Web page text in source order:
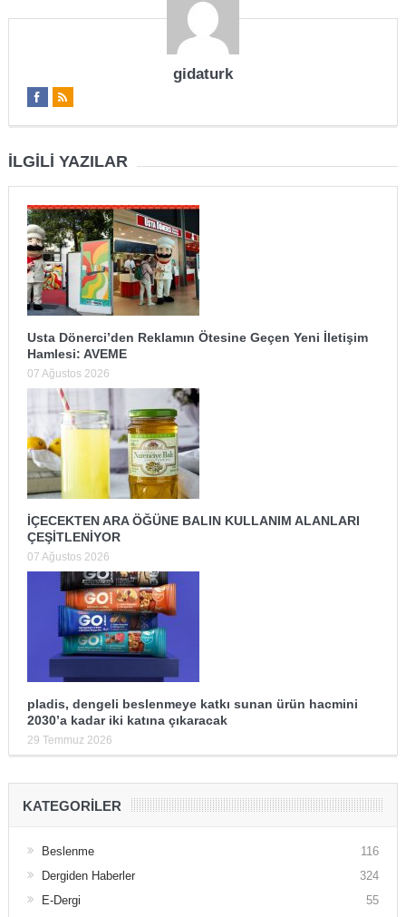
gidaturk
İLGILI YAZILAR
Usta Dönerci’den Reklamın Ötesine Geçen Yeni İletişim
Hamlesi: AVEME
07 Ağustos 2026
İÇECEKTEN ARA ÖĞÜNE BALIN KULLANIM ALANLARI
ÇEŞİTLENİYOR
07 Ağustos 2026
pladis, dengeli beslenmeye katkı sunan ürün hacmini
2030’a kadar iki katına çıkaracak
29 Temmuz 2026
KATEGORILER
Beslenme
116
Dergiden Haberler
324
E-Dergi
55